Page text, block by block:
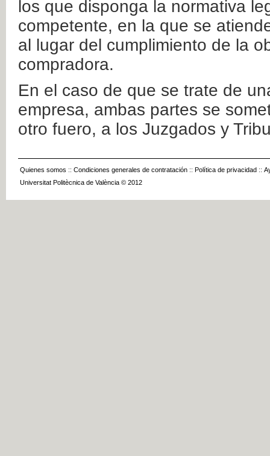
los que disponga la normativa
competente, en la que se
al lugar del cumplimiento de la
compradora.
En el caso de que se trate de
empresa, ambas partes se
otro fuero, a los Juzgados y
Quienes somos :: Condiciones generales de contratación :: Política de privacidad ::
Universitat Politècnica de València © 2012